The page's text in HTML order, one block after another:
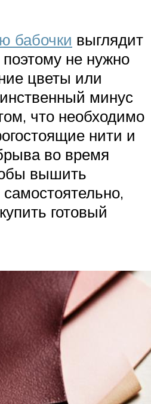
бабочки выглядит
не нужно
цветы или
минус
что необходимо
нити и
во время
вышить
готовый